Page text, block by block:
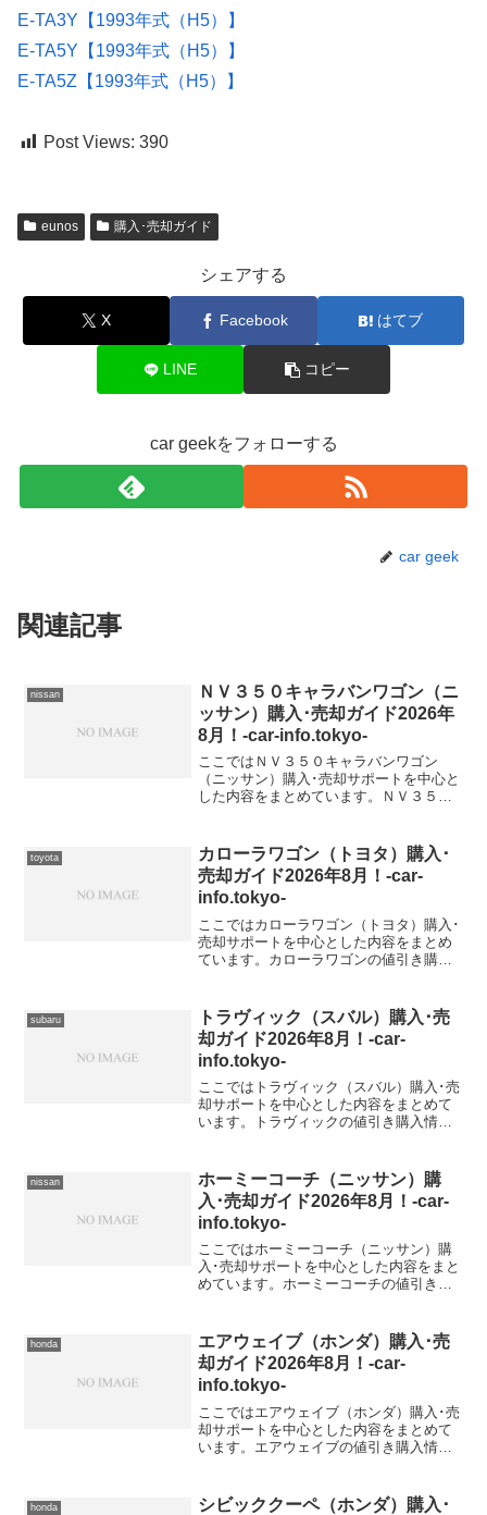
E-TA3Y【1993年式（H5）】
E-TA5Y【1993年式（H5）】
E-TA5Z【1993年式（H5）】
Post Views: 390
eunos 購入･売却ガイド
シェアする
X Facebook はてブ
LINE コピー
car geekをフォローする
car geek
関連記事
nissan
ＮＶ３５０キャラバンワゴン（ニ
ッサン）購入･売却ガイド2026年
8月！-car-info.tokyo-
ここではＮＶ３５０キャラバンワゴン
（ニッサン）購入･売却サポートを中心と
した内容をまとめています。ＮＶ３５０
定相場CBA-KS2E26【2016年式
（H28）】CBA...
toyota
カローラワゴン（トヨタ）購入･
売却ガイド2026年8月！-car-
info.tokyo-
ここではカローラワゴン（トヨタ）購入･
売却サポートを中心とした内容をまとめ
ています。カローラワゴンの値引き購入
subaru
トラヴィック（スバル）購入･売
却ガイド2026年8月！-car-
info.tokyo-
ここではトラヴィック（スバル）購入･売
却サポートを中心とした内容をまとめて
います。トラヴィックの値引き購入情報
XM182【2004年式（H16）】GF-XM2...
nissan
ホーミーコーチ（ニッサン）購
入･売却ガイド2026年8月！-car-
info.tokyo-
ここではホーミーコーチ（ニッサン）購
入･売却サポートを中心とした内容をまと
めています。ホーミーコーチの値引き購
KD-KRE24【1997年式（H9）】KD-...
honda
エアウェイブ（ホンダ）購入･売
却ガイド2026年8月！-car-
info.tokyo-
ここではエアウェイブ（ホンダ）購入･売
却サポートを中心とした内容をまとめて
います。エアウェイブの値引き購入情報
GJ2【2008年式（H20）】
honda
シビッククーペ（ホンダ）購入･